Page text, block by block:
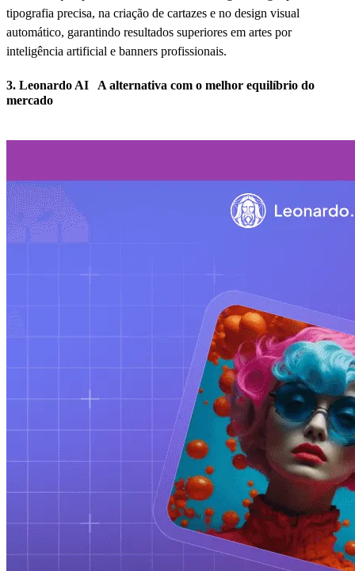
tipografia precisa, na criação de cartazes e no design visual
automático, garantindo resultados superiores em artes por
inteligência artificial e banners profissionais.
3. Leonardo AI A alternativa com o melhor equilíbrio do
mercado